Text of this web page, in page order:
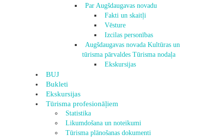
Par Augšdaugavas novadu
Fakti un skaitļi
Vēsture
Izcilas personības
Augšdaugavas novada Kultūras un
tūrisma pārvaldes Tūrisma nodaļa
Ekskursijas
BUJ
Bukleti
Ekskursijas
Tūrisma profesionāļiem
Statistika
Likumdošana un noteikumi
Tūrisma plānošanas dokumenti